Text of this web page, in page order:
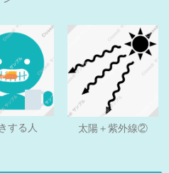
する人 太陽＋紫外線②